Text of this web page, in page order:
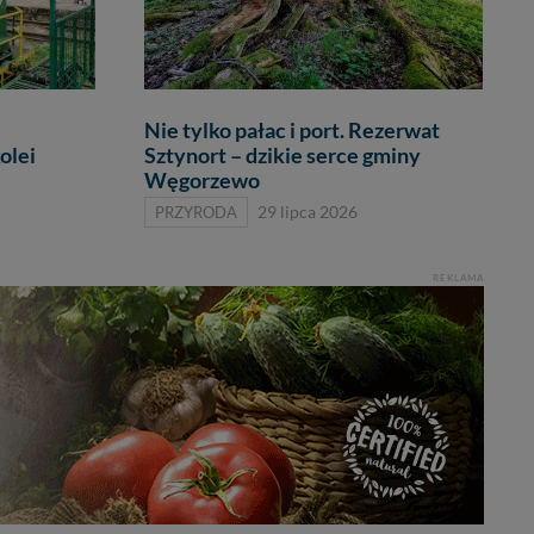
Nie tylko pałac i port. Rezerwat
Sztynort – dzikie serce gminy
Węgorzewo
PRZYRODA 29 lipca 2026
REKLAMA